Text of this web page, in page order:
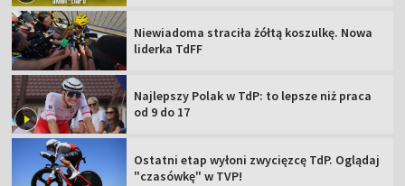
Niewiadoma straciła żółtą koszulkę. Nowa
liderka TdFF
Najlepszy Polak w TdP: to lepsze niż praca
od 9 do 17
Ostatni etap wyłoni zwycięzcę TdP. Oglądaj
"czasówkę" w TVP!